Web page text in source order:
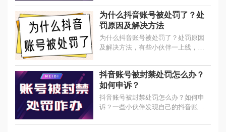
想知道这是怎么回事？既然账号被封
禁了，那说明你做了一些涉嫌违规的
操作...
为什么抖音账号被处罚了？处
罚原因及解决方法
为什么抖音账号被处罚了？处罚原因
及解决方法，有些小伙伴一上线，发
这是怎么回事？自己接下来要怎么
做？...
抖音账号被封禁处罚怎么办？
如何申诉？
抖音账号被封禁处罚怎么办？如何申
诉？一些小伙伴发现自己的抖音账号
怎么办？下面带你不同的情况应该怎